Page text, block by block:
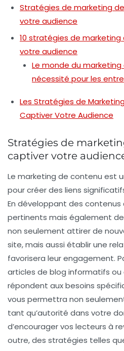
Stratégies de marketing
votre audience
10 stratégies de
votre audience
Le monde du
nécessité pour les
Les Stratégies de
Captiver Votre Audience
Stratégies de
captiver votre
Le marketing de contenu est
pour créer des liens
En développant des
pertinents mais également
non seulement attirer de
site, mais aussi établir une
favorisera leur engagement.
articles de blog informatifs
répondent aux besoins
vous permettra non
tant qu’autorité dans votre
d’encourager vos lecteurs à
outre, des stratégies telles